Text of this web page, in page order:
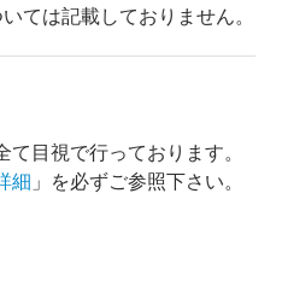
ては記載しておりません。
目視で行っております。
細 」を必ずご参照下さい。